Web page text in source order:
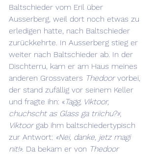
Baltschieder vom Eril über
Ausserberg, weil dort noch etwas zu
erledigen hatte, nach Baltschieder
zurückkehrte. In Ausserberg stieg er
weiter nach Baltschieder ab. In der
Dischterru, kam er am Haus meines
anderen Grossvaters Thedoor vorbei,
der stand zufällig vor seinem Keller
und fragte ihn: «Tagg, Viktoor,
chuchscht as Glass ga triichu?»;
Viktoor gab ihm baltschiedertypisch
zur Antwort: «Nei, danke, jetz magi
nit!». Da bekam er von Thedoor